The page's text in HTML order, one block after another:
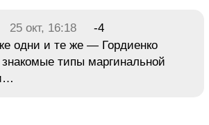
25 окт, 16:18
-4
одни и те же — Гордиенко
знакомые типы маргинальной